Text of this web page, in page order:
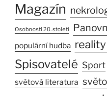
Magazín
Osobnosti 20. století
populární hudba
Spisovatelé Sport
světová literatura